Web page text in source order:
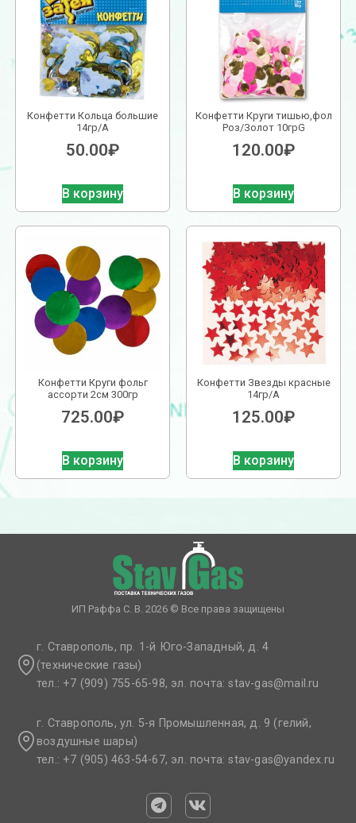
Конфетти Кольца большие
14гр/A
50.00₽
В корзину
Конфетти Круги тишью,фол
Роз/Золот 10грG
120.00₽
В корзину
Конфетти Круги фольг
ассорти 2см 300гр
725.00₽
В корзину
Конфетти Звезды красные
14гр/A
125.00₽
В корзину
ИП Раффа С. В. 2026 © Все права защищены
г. Ставрополь, пр. 1-й Юго-Западный, д. 4
(технические газы)
тел.: +7 (909) 755-65-98, эл. почта: stav-gas@mail.ru​
г. Ставрополь, ул. 5-я Промышленная, д. 9 (гелий,
воздушные шары)
тел.: +7 (905) 463-54-67, эл. почта: stav-gas@yandex.ru​